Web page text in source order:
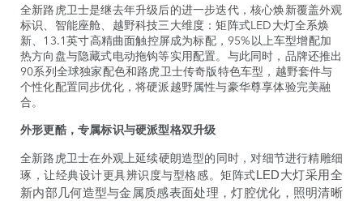
全新路虎卫士是继去年升级后的进一步迭代，核心焕新覆盖外观
标识、智能座舱、越野科技三大维度：矩阵式LED大灯全系焕
新、13.1英寸高精曲面触控屏成为标配，95%以上车型增配加
热方向盘与隐藏式电动拖钩等实用配置。与此同时，品牌还推出
90系列全球独家配色和路虎卫士传奇版特色车型，越野套件与
个性化配置同步优化，将硬派越野属性与豪华尊享体验完美融
合。
外形更酷，专属标识与硬派型格双升级
全新路虎卫士在外观上延续硬朗造型的同时，对细节进行精雕细
琢，让经典设计更具辨识度与型格感。矩阵式LED大灯采用全
新内部几何造型与金属质感表面处理，灯腔优化，照明清晰